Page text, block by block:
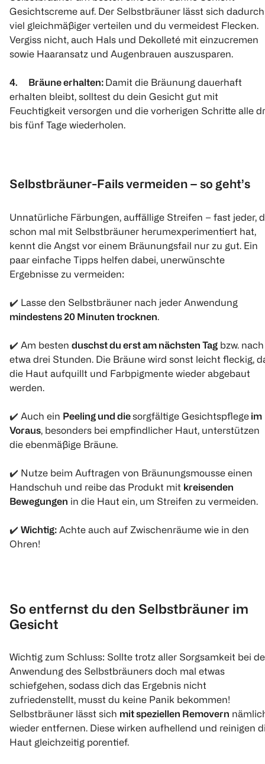
Gesichtscreme auf. Der Selbstbräuner lässt sich dadurch
viel gleichmäßiger verteilen und du vermeidest Flecken.
Vergiss nicht, auch Hals und Dekolleté mit einzucremen
sowie Haaransatz und Augenbrauen auszusparen.
4. Bräune erhalten: Damit die Bräunung dauerhaft
erhalten bleibt, solltest du dein Gesicht gut mit
Feuchtigkeit versorgen und die vorherigen Schritte alle
bis fünf Tage wiederholen.
Selbstbräuner-Fails vermeiden – so geht’s
Unnatürliche Färbungen, auffällige Streifen – fast jeder,
schon mal mit Selbstbräuner herumexperimentiert hat,
kennt die Angst vor einem Bräunungsfail nur zu gut. Ein
paar einfache Tipps helfen dabei, unerwünschte
Ergebnisse zu vermeiden:
✔️ Lasse den Selbstbräuner nach jeder Anwendung
mindestens 20 Minuten trocknen.
✔️ Am besten duschst du erst am nächsten Tag bzw. nach
etwa drei Stunden. Die Bräune wird sonst leicht fleckig,
die Haut aufquillt und Farbpigmente wieder abgebaut
werden.
✔️ Auch ein Peeling und diesorgfältige Gesichtspflege im
Voraus, besonders bei empfindlicher Haut, unterstützen
die ebenmäßige Bräune.
✔️ Nutze beim Auftragen von Bräunungsmousse einen
Handschuh und reibe das Produkt mit kreisenden
Bewegungen in die Haut ein, um Streifen zu vermeiden.
✔️ Wichtig: Achte auch auf Zwischenräume wie in den
Ohren!
So entfernst du den Selbstbräuner im
Gesicht
Wichtig zum Schluss: Sollte trotz aller Sorgsamkeit bei
Anwendung des Selbstbräuners doch mal etwas
schiefgehen, sodass dich das Ergebnis nicht
zufriedenstellt, musst du keine Panik bekommen!
Selbstbräuner lässt sich mit speziellen Removern
wieder entfernen. Diese wirken aufhellend und reinigen
Haut gleichzeitig porentief.